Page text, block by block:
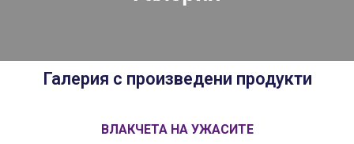
Галерия с произведени продукти
ВЛАКЧЕТА НА УЖАСИТЕ